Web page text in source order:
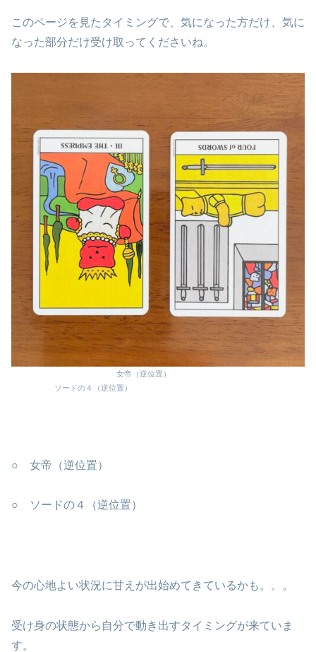
このページを見たタイミングで、気になった方だけ、気に
なった部分だけ受け取ってくださいね。
女帝（逆位置）
ソードの４（逆位置）
○ 女帝（逆位置）
○ ソードの４（逆位置）
今の心地よい状況に甘えが出始めてきているかも。。。
受け身の状態から自分で動き出すタイミングが来ていま
す。